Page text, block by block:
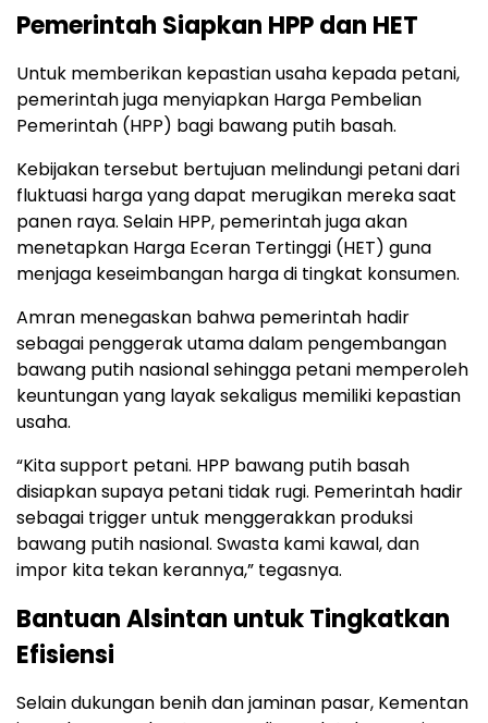
Pemerintah Siapkan HPP dan HET
Untuk memberikan kepastian usaha kepada petani,
pemerintah juga menyiapkan Harga Pembelian
Pemerintah (HPP) bagi bawang putih basah.
Kebijakan tersebut bertujuan melindungi petani dari
fluktuasi harga yang dapat merugikan mereka saat
panen raya. Selain HPP, pemerintah juga akan
menetapkan Harga Eceran Tertinggi (HET) guna
menjaga keseimbangan harga di tingkat konsumen.
Amran menegaskan bahwa pemerintah hadir
sebagai penggerak utama dalam pengembangan
bawang putih nasional sehingga petani memperoleh
keuntungan yang layak sekaligus memiliki kepastian
usaha.
“Kita support petani. HPP bawang putih basah
disiapkan supaya petani tidak rugi. Pemerintah hadir
sebagai trigger untuk menggerakkan produksi
bawang putih nasional. Swasta kami kawal, dan
impor kita tekan kerannya,” tegasnya.
Bantuan Alsintan untuk Tingkatkan
Efisiensi
Selain dukungan benih dan jaminan pasar, Kementan